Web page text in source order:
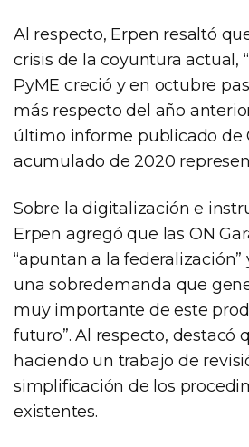
Al respecto, Erpen resaltó
crisis de la coyuntura actual,
PyME creció y en octubre
más respecto del año
último informe publicado de
acumulado de 2020
Sobre la digitalización e
Erpen agregó que las ON
“apuntan a la federalización”
una sobredemanda que
muy importante de este
futuro”. Al respecto, destacó
haciendo un trabajo de
simplificación de los
existentes.